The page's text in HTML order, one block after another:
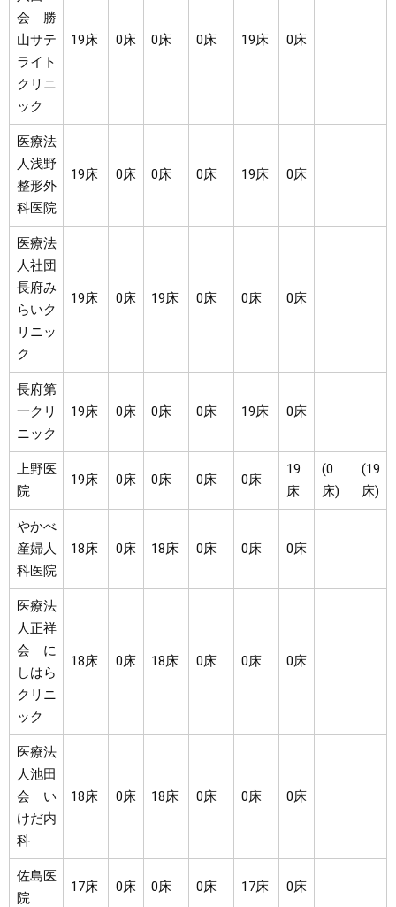
会 勝
山サテ
ライト
クリニ
ック
19床 0床 0床 0床 19床 0床
医療法
人浅野
整形外
科医院
19床 0床 0床 0床 19床 0床
医療法
人社団
長府み
らいク
リニッ
ク
19床 0床 19床 0床 0床 0床
長府第
一クリ
ニック
19床 0床 0床 0床 19床 0床
上野医
院
19床 0床 0床 0床 0床
19
床
(0
床)
(19
床)
やかべ
産婦人
科医院
18床 0床 18床 0床 0床 0床
医療法
人正祥
会 に
しはら
クリニ
ック
18床 0床 18床 0床 0床 0床
医療法
人池田
会 い
けだ内
科
18床 0床 18床 0床 0床 0床
佐島医
院
17床 0床 0床 0床 17床 0床